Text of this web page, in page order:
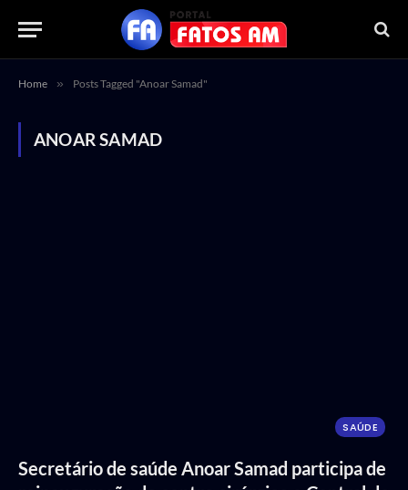
Home » Posts Tagged "Anoar Samad"
ANOAR SAMAD
SAÚDE
Secretário de saúde Anoar Samad participa de